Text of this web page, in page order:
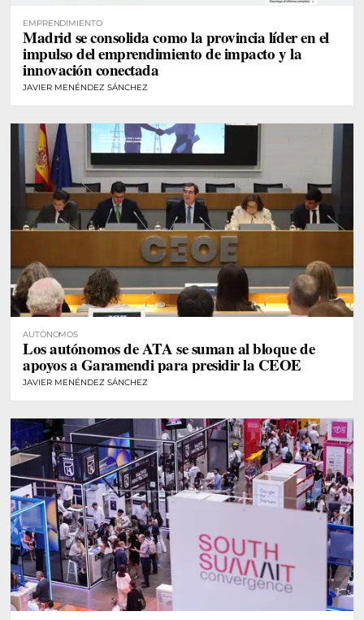
EMPRENDIMIENTO
Madrid se consolida como la provincia líder en el
impulso del emprendimiento de impacto y la
innovación conectada
JAVIER MENÉNDEZ SÁNCHEZ
AUTÓNOMOS
Los autónomos de ATA se suman al bloque de
apoyos a Garamendi para presidir la CEOE
JAVIER MENÉNDEZ SÁNCHEZ